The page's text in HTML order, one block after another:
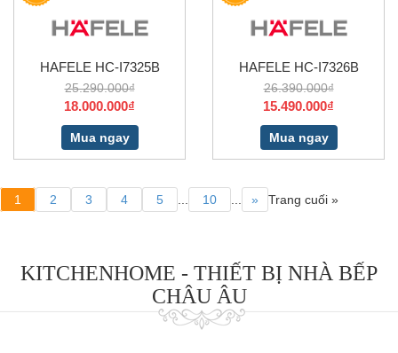
HAFELE HC-I7325B
25.290.000₫
18.000.000₫
Mua ngay
HAFELE HC-I7326B
26.390.000₫
15.490.000₫
Mua ngay
1 2 3 4 5 ... 10 ... » Trang cuối »
KITCHENHOME - THIẾT BỊ NHÀ BẾP
CHÂU ÂU